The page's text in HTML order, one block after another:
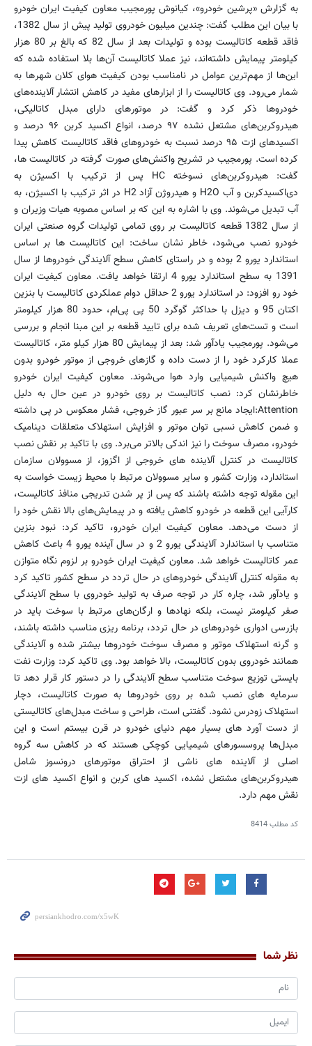
به گزارش «پرشین خودرو»، کیانوش پورمجیب معاون کیفیت ایران خودرو
با بیان این مطلب گفت: چندین میلیون خودروی تولید پیش از سال 1382،
فاقد قطعه کاتالیست بوده و تولیدات بعد از سال 82 که بالغ بر 80 هزار
کیلومتر پیمایش داشته‌اند، نیز عملا کاتالیست آن‌ها بلا استفاده شده که
این‌ها از مهم‌ترین عوامل در نامناسب بودن کیفیت هوای کلان شهرها به
شمار می‌رود. وی کاتالیست را از ابزارهای مفید در کاهش انتشار آلاینده‌های
خودروها ذکر کرد و گفت: در موتورهای دارای مبدل کاتالیکی،
هیدروکربن‌های مشتعل نشده ۹۷ درصد، انواع اکسید کربن ۹۶ درصد و
اکسیدهای ازت ۹۵ درصد نسبت به خودروهای فاقد کاتالیست کاهش پیدا
کرده است. پورمجیب در تشریح واکنش‌های صورت گرفته در کاتالیست ها،
گفت: هیدروکربن‌های نسوخته HC پس از ترکیب با اکسیژن به
دی‌اکسیدکربن و آب H2O و هیدروژن آزاد H2 در اثر ترکیب با اکسیژن، به
آب تبدیل می‌شوند. وی با اشاره به این که بر اساس مصوبه هیات وزیران و
از سال 1382 قطعه کاتالیست بر روی تمامی تولیدات گروه صنعتی ایران
خودرو نصب می‌شود، خاطر نشان ساخت: این کاتالیست ها بر اساس
استاندارد یورو 2 بوده و در راستای کاهش سطح آلایندگی خودروها از سال
1391 به سطح استاندارد یورو 4 ارتقا خواهد یافت. معاون کیفیت ایران
خود رو افزود: در استاندارد یورو 2 حداقل دوام عملکردی کاتالیست با بنزین
اکتان 95 و دیزل با حداکثر گوگرد 50 پی پی‌ام، حدود 80 هزار کیلومتر
است و تست‌های تعریف شده برای تایید قطعه بر این مبنا انجام و بررسی
می‌شود. پورمجیب یادآور شد: بعد از پیمایش 80 هزار کیلو متر، کاتالیست
عملا کارکرد خود را از دست داده و گازهای خروجی از موتور خودرو بدون
هیچ واکنش شیمیایی وارد هوا می‌شوند. معاون کیفیت ایران خودرو
خاطرنشان کرد: نصب کاتالیست بر روی خودرو در عین حال به دلیل
Attention:ایجاد مانع بر سر عبور گاز خروجی، فشار معکوس در پی داشته
و ضمن کاهش نسبی توان موتور و افزایش استهلاک متعلقات دینامیک
خودرو، مصرف سوخت را نیز اندکی بالاتر می‌برد. وی با تاکید بر نقش نصب
کاتالیست در کنترل آلاینده های خروجی از اگزوز، از مسوولان سازمان
استاندارد، وزارت کشور و سایر مسوولان مرتبط با محیط زیست خواست به
این مقوله توجه داشته باشند که پس از پر شدن تدریجی منافذ کاتالیست،
کارآیی این قطعه در خودرو کاهش یافته و در پیمایش‌های بالا نقش خود را
از دست می‌دهد. معاون کیفیت ایران خودرو، تاکید کرد: نبود بنزین
متناسب با استاندارد آلایندگی یورو 2 و در سال آینده یورو 4 باعث کاهش
عمر کاتالیست خواهد شد. معاون کیفیت ایران خودرو بر لزوم نگاه متوازن
به مقوله کنترل آلایندگی خودروهای در حال تردد در سطح کشور تاکید کرد
و یادآور شد، چاره کار در توجه صرف به تولید خودروی با سطح آلایندگی
صفر کیلومتر نیست، بلکه نهادها و ارگان‌های مرتبط با سوخت باید در
بازرسی ادواری خودروهای در حال تردد، برنامه ریزی مناسب داشته باشند،
و گرنه استهلاک موتور و مصرف سوخت خودروها بیشتر شده و آلایندگی
همانند خودروی بدون کاتالیست، بالا خواهد بود. وی تاکید کرد: وزارت نفت
بایستی توزیع سوخت متناسب سطح آلایندگی را در دستور کار قرار دهد تا
سرمایه های نصب شده بر روی خودروها به صورت کاتالیست، دچار
استهلاک زودرس نشود. گفتنی است، طراحی و ساخت مبدل‌های کاتالیستی
از دست آورد های بسیار مهم دنیای خودرو در قرن بیستم است و این
مبدل‌ها پروسسورهای شیمیایی کوچکی هستند که در کاهش سه گروه
اصلی از آلاینده های ناشی از احتراق موتورهای درونسوز شامل
هیدروکربن‌های مشتعل نشده، اکسید های کربن و انواع اکسید های ازت
نقش مهم دارد.
کد مطلب8414
نظر شما